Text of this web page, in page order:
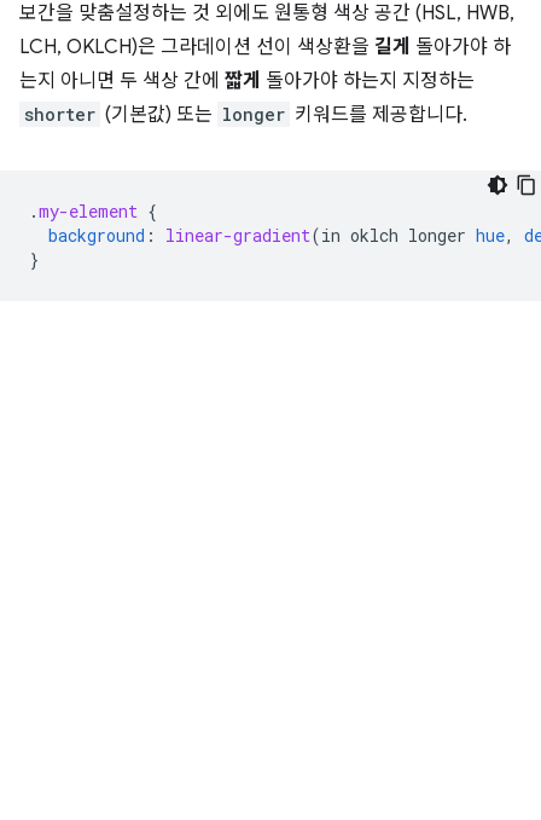
보간을 맞춤설정하는 것 외에도 원통형 색상 공간 (HSL, HWB,
LCH, OKLCH)은 그라데이션 선이 색상환을 길게 돌아가야 하
는지 아니면 두 색상 간에 짧게 돌아가야 하는지 지정하는
shorter (기본값) 또는 longer 키워드를 제공합니다.
.my-element {
background : linear-gradient(in oklch longer hue,
}